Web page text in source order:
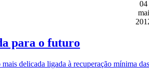
04
mai
para o futuro
delicada ligada à recuperação mínima